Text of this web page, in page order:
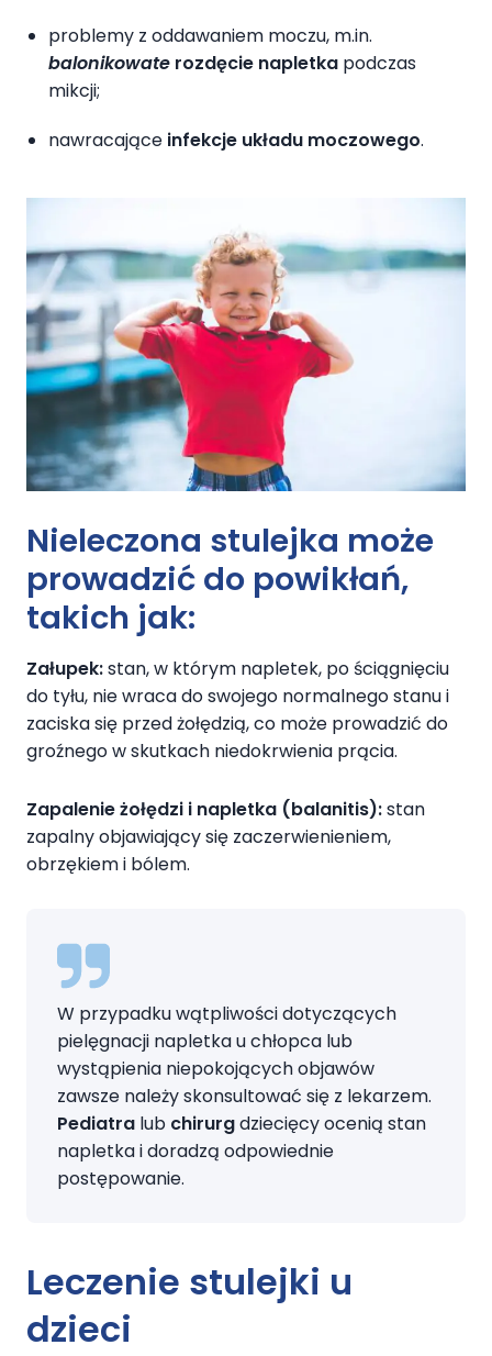
problemy z oddawaniem moczu, m.in.
balonikowate rozdęcie napletka podczas
mikcji;
nawracające infekcje układu moczowego.
Nieleczona stulejka może
prowadzić do powikłań,
takich jak:
Załupek:stan, w którym napletek, po ściągnięciu
do tyłu, nie wraca do swojego normalnego stanu i
zaciska się przed żołędzią, co może prowadzić do
groźnego w skutkach niedokrwienia prącia.
Zapalenie żołędzi i napletka (balanitis):stan
zapalny objawiający się zaczerwienieniem,
obrzękiem i bólem.
W przypadku wątpliwości dotyczących
pielęgnacji napletka u chłopca lub
wystąpienia niepokojących objawów
zawsze należy skonsultować się z lekarzem.
Pediatra lub chirurgdziecięcy ocenią stan
napletka i doradzą odpowiednie
postępowanie.
Leczenie stulejki u
dzieci